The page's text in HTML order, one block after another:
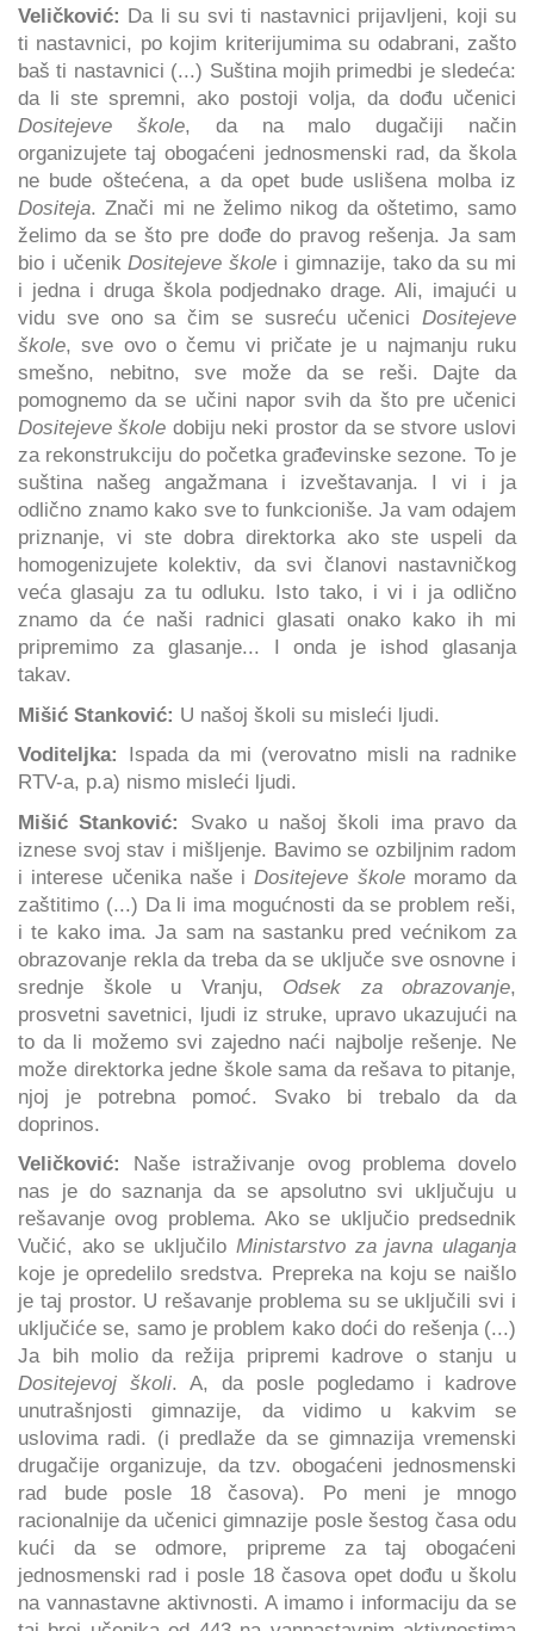
Veličković:
Da li su svi ti nastavnici prijavljeni, koji su
ti nastavnici, po kojim kriterijumima su odabrani, zašto
baš ti nastavnici (...) Suština mojih primedbi je sledeća:
da li ste spremni, ako postoji volja, da dođu učenici
Dositejeve škole, da na malo dugačiji način
organizujete taj obogaćeni jednosmenski rad, da škola
ne bude oštećena, a da opet bude uslišena molba iz
Dositeja. Znači mi ne želimo nikog da oštetimo, samo
želimo da se što pre dođe do pravog rešenja. Ja sam
bio i učenikDositejeve škole i gimnazije, tako da su mi
i jedna i druga škola podjednako drage. Ali, imajući u
vidu sve ono sa čim se susreću učenici Dositejeve
škole, sve ovo o čemu vi pričate je u najmanju ruku
smešno, nebitno, sve može da se reši. Dajte da
pomognemo da se učini napor svih da što pre učenici
Dositejeve škole dobiju neki prostor da se stvore uslovi
za rekonstrukciju do početka građevinske sezone. To je
suština našeg angažmana i izveštavanja. I vi i ja
odlično znamo kako sve to funkcioniše. Ja vam odajem
priznanje, vi ste dobra direktorka ako ste uspeli da
homogenizujete kolektiv, da svi članovi nastavničkog
veća glasaju za tu odluku. Isto tako, i vi i ja odlično
znamo da će naši radnici glasati onako kako ih mi
pripremimo za glasanje... I onda je ishod glasanja
takav.
Mišić Stanković: U našoj školi su misleći ljudi.
Voditeljka:
Ispada da mi (verovatno misli na radnike
RTV-a, p.a) nismo misleći ljudi.
Mišić Stanković:
Svako u našoj školi ima pravo da
iznese svoj stav i mišljenje. Bavimo se ozbiljnim radom
i interese učenika naše iDositejeve školemoramo da
zaštitimo (...) Da li ima mogućnosti da se problem reši,
i te kako ima. Ja sam na sastanku pred većnikom za
obrazovanje rekla da treba da se uključe sve osnovne i
srednje škole u Vranju, Odsek za obrazovanje,
prosvetni savetnici, ljudi iz struke, upravo ukazujući na
to da li možemo svi zajedno naći najbolje rešenje. Ne
može direktorka jedne škole sama da rešava to pitanje,
njoj je potrebna pomoć. Svako bi trebalo da da
doprinos.
Veličković:
Naše istraživanje ovog problema dovelo
nas je do saznanja da se apsolutno svi uključuju u
rešavanje ovog problema. Ako se uključio predsednik
Vučić, ako se uključilo Ministarstvo za javna ulaganja
koje je opredelilo sredstva. Prepreka na koju se naišlo
je taj prostor. U rešavanje problema su se uključili svi i
uključiće se, samo je problem kako doći do rešenja (...)
Ja bih molio da režija pripremi kadrove o stanju u
Dositejevoj školi. A, da posle pogledamo i kadrove
unutrašnjosti gimnazije, da vidimo u kakvim se
uslovima radi. (i predlaže da se gimnazija vremenski
drugačije organizuje, da tzv. obogaćeni jednosmenski
rad bude posle 18 časova). Po meni je mnogo
racionalnije da učenici gimnazije posle šestog časa odu
kući da se odmore, pripreme za taj obogaćeni
jednosmenski rad i posle 18 časova opet dođu u školu
na vannastavne aktivnosti. A imamo i informaciju da se